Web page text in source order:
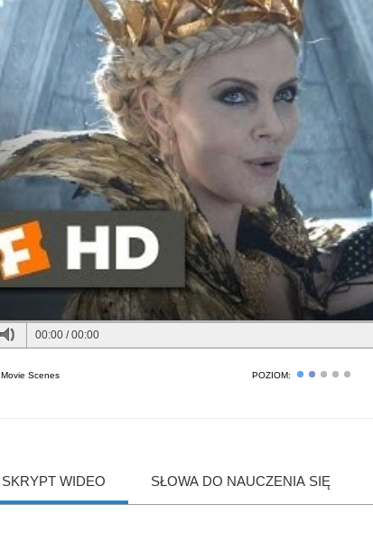
00:00 /00:00
Movie Scenes POZIOM:
SKRYPT WIDEO SŁOWA DO NAUCZENIA SIĘ